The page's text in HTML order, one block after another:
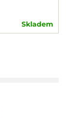
Skladem